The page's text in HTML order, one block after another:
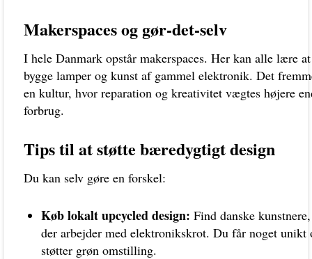
Makerspaces og gør-det-selv
I hele Danmark opstår makerspaces. Her kan alle lære at
bygge lamper og kunst af gammel elektronik. Det
en kultur, hvor reparation og kreativitet vægtes højere
forbrug.
Tips til at støtte bæredygtigt design
Du kan selv gøre en forskel:
Køb lokalt upcycled design: Find danske kunstnere,
der arbejder med elektronikskrot. Du får noget unikt
støtter grøn omstilling.